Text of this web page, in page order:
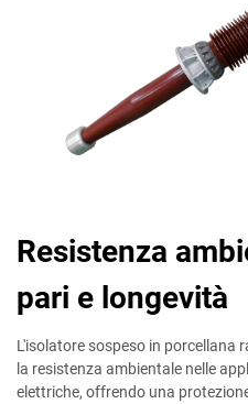
Resistenza
pari e longevità
L'isolatore sospeso in porcellana
la resistenza ambientale nelle
elettriche, offrendo una